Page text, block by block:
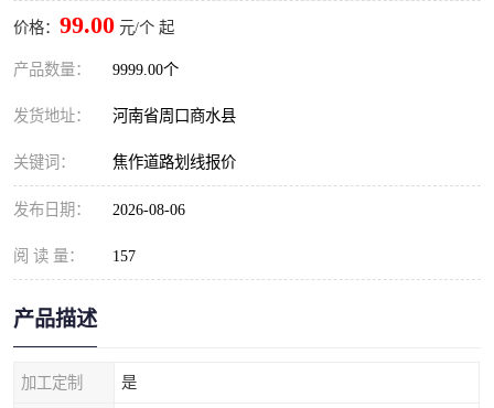
价格： 99.00 元/个 起
产品数量： 9999.00个
发货地址： 河南省周口商水县
关键词： 焦作道路划线报价
发布日期： 2026-08-06
阅 读 量： 157
产品描述
加工定制 是